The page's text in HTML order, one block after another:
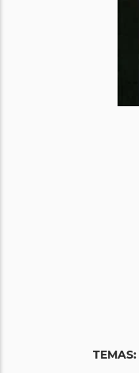
TEMAS: